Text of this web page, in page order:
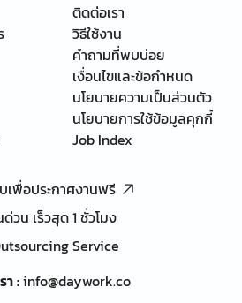
ติดต่อเรา
วิธีใช้งาน
คำถามที่พบบ่อย
เงื่อนไขและข้อกำหนด
นโยบายความเป็นส่วนตัว
นโยบายการใช้ข้อมูลคุกกี้
Job Index
เพื่อประกาศงานฟรี
วน เร็วสุด 1 ชั่วโมง
Service
า:info@daywork.co